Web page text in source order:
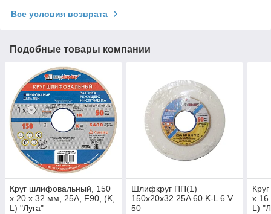
Все условия возврата
Подобные товары компании
Круг шлифовальный, 150
х 20 х 32 мм, 25А, F90, (K,
L) "Луга"
Шлифкруг ПП(1)
150х20х32 25A 60 K-L 6 V
50
х
L)